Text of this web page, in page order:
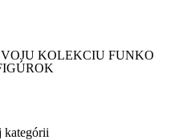
KOLEKCIU FUNKO
kategórii